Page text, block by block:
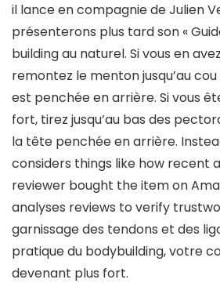
il lance en compagnie de Julien
présenterons plus tard son «
building au naturel. Si vous en
remontez le menton jusqu’au
est penchée en arrière. Si vous
fort, tirez jusqu’au bas des
la tête penchée en arrière.
considers things like how recent
reviewer bought the item on
analyses reviews to verify
garnissage des tendons et des
pratique du bodybuilding, votre
devenant plus fort.